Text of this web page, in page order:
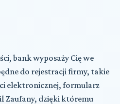
bank wyposaży Cię we
do rejestracji firmy, takie
elektronicznej, formularz
Zaufany, dzięki któremu